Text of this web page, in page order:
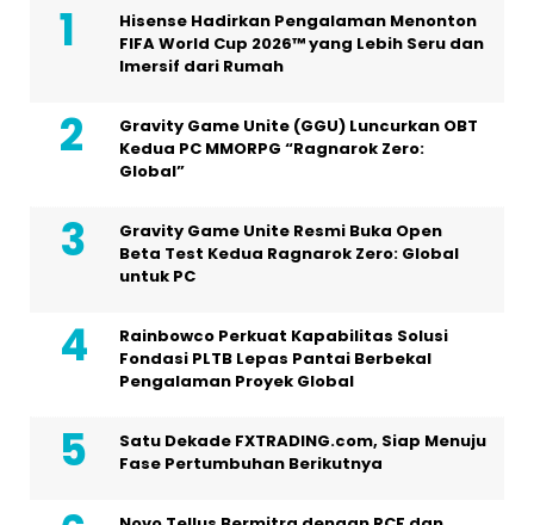
Hisense Hadirkan Pengalaman Menonton
FIFA World Cup 2026™ yang Lebih Seru dan
Imersif dari Rumah
Gravity Game Unite (GGU) Luncurkan OBT
Kedua PC MMORPG “Ragnarok Zero:
Global”
Gravity Game Unite Resmi Buka Open
Beta Test Kedua Ragnarok Zero: Global
untuk PC
Rainbowco Perkuat Kapabilitas Solusi
Fondasi PLTB Lepas Pantai Berbekal
Pengalaman Proyek Global
Satu Dekade FXTRADING.com, Siap Menuju
Fase Pertumbuhan Berikutnya